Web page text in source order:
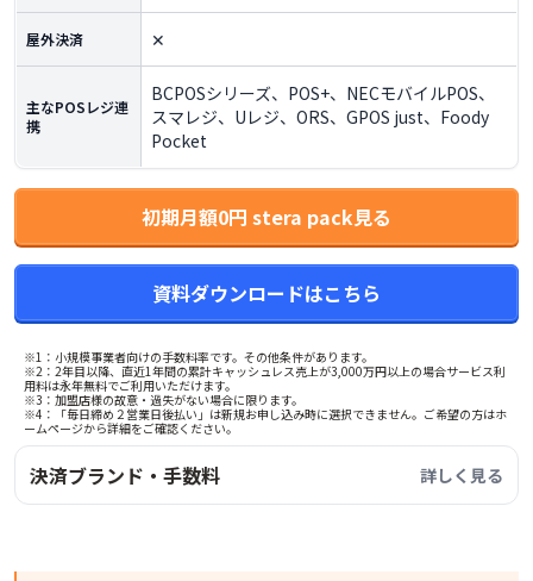
屋外決済 ✕
主なPOSレジ連
携
BCPOSシリーズ、POS+、NECモバイルPOS、
スマレジ、Uレジ、ORS、GPOS just、Foody
Pocket
初期月額0円 stera pack見る
資料ダウンロードはこちら
※1：小規模事業者向けの手数料率です。その他条件があります。
※2：2年目以降、直近1年間の累計キャッシュレス売上が3,000万円以上の場合サービス利
用料は永年無料でご利用いただけます。
※3：加盟店様の故意・過失がない場合に限ります。
※4：「毎日締め２営業日後払い」は新規お申し込み時に選択できません。ご希望の方はホ
ームページから詳細をご確認ください。
決済ブランド・手数料 詳しく見る